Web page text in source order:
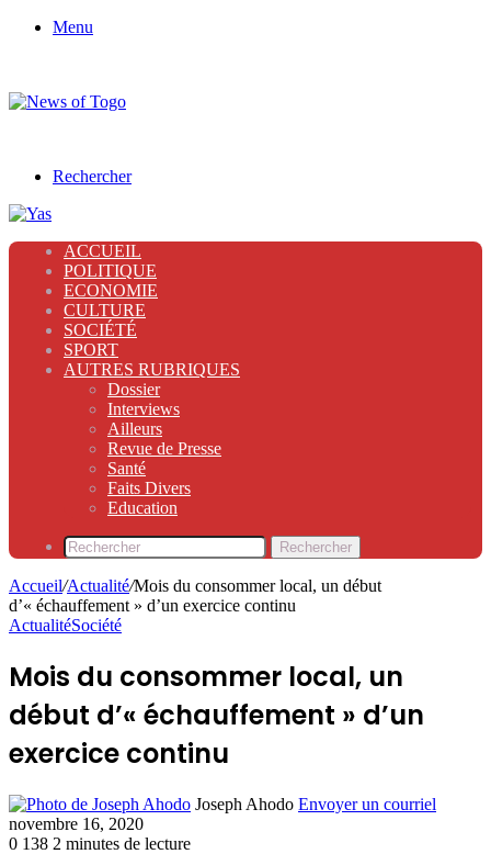
Menu
Rechercher
ACCUEIL
POLITIQUE
ECONOMIE
CULTURE
SOCIÉTÉ
SPORT
AUTRES RUBRIQUES
Dossier
Interviews
Ailleurs
Revue de Presse
Santé
Faits Divers
Education
Rechercher
Accueil/Actualité/Mois du consommer local, un début
d’« échauffement » d’un exercice continu
ActualitéSociété
Mois du consommer local, un
début d’« échauffement » d’un
exercice continu
Joseph Ahodo Envoyer un courriel
novembre 16, 2020
0 138 2 minutes de lecture